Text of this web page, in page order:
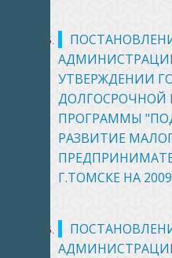
УТВЕРЖДЕНИИ
ДОЛГОСРОЧНОЙ
ПРОГРАММЫ
РАЗВИТИЕ
Г.ТОМСКЕ НА